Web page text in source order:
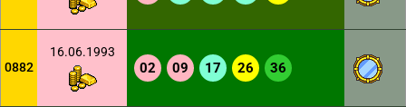
0882
16.06.1993
02 09 17 26 36